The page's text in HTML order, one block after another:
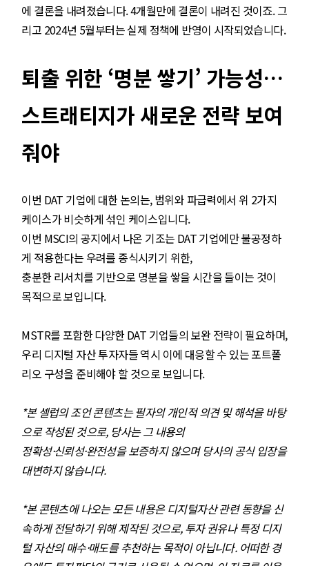
에 결론을 내려졌습니다. 4개월만에 결론이 내려진 것이죠. 그
리고 2024년 5월부터는 실제 정책에 반영이 시작되었습니다.
퇴출 위한 ‘명분 쌓기’ 가능성…
스트래티지가 새로운 전략 보여
줘야
이번 DAT 기업에 대한 논의는, 범위와 파급력에서 위 2가지
케이스가 비슷하게 섞인 케이스입니다.
이번 MSCI의 공지에서 나온 기조는 DAT 기업에만 불공정하
게 적용한다는 우려를 종식시키기 위한,
충분한 리서치를 기반으로 명분을 쌓을 시간을 들이는 것이
목적으로 보입니다.
MSTR를 포함한 다양한 DAT 기업들의 보완 전략이 필요하며,
우리 디지털 자산 투자자들 역시 이에 대응할 수 있는 포트폴
리오 구성을 준비해야 할 것으로 보입니다.
*본 셀럽의 조언 콘텐츠는 필자의 개인적 의견 및 해석을 바탕
으로 작성된 것으로, 당사는 그 내용의
정확성·신뢰성·완전성을 보증하지 않으며 당사의 공식 입장을
대변하지 않습니다.
*본 콘텐츠에 나오는 모든 내용은 디지털자산 관련 동향을 신
속하게 전달하기 위해 제작된 것으로, 투자 권유나 특정 디지
털 자산의 매수·매도를 추천하는 목적이 아닙니다. 어떠한 경